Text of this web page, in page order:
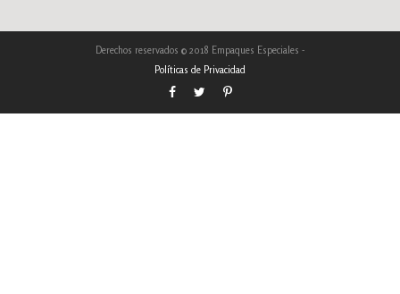
Derechos reservados © 2018 Empaques Especiales -
Políticas de Privacidad